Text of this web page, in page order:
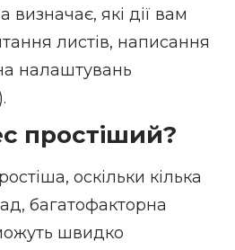
визначає, які дії вам
листів, написання
налаштувань
простіший?
оскільки кілька
багатофакторна
швидко